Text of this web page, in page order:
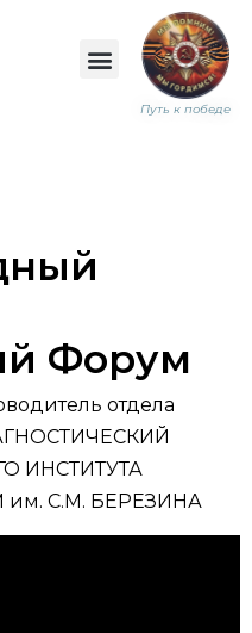
Путь к победе
Форум
отдела
ИНСТИТУТА
С.М. БЕРЕЗИНА